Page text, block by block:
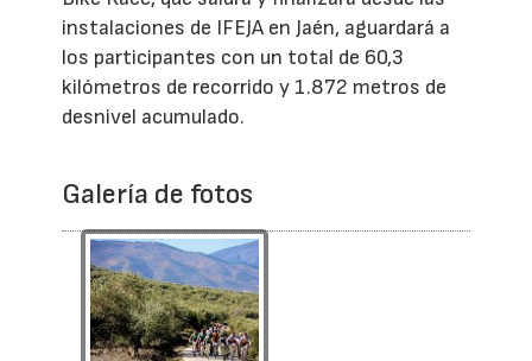
instalaciones de IFEJA en Jaén, aguardará a
los participantes con un total de 60,3
kilómetros de recorrido y 1.872 metros de
desnivel acumulado.
Galería de fotos